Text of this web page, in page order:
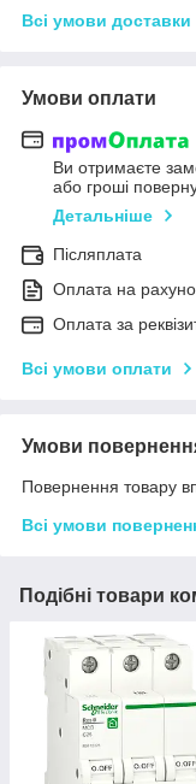
Всі умови доставки
Умови оплати
Ви отримаєте
або гроші
Детальніше
Післяплата
Оплата на
Оплата за
Всі умови оплати
Умови
Повернення товару
Всі умови
Подібні товари